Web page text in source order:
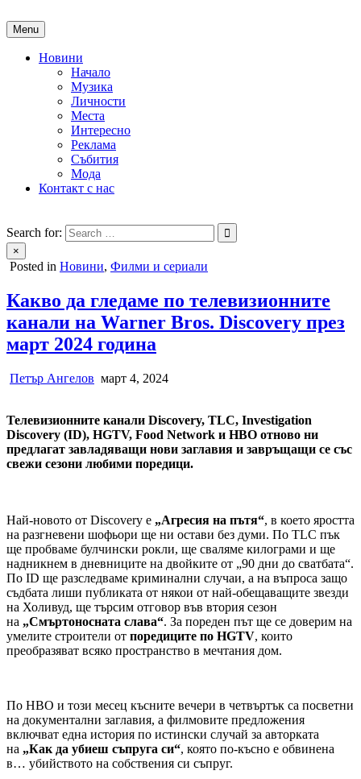
to
content
Menu
Новини
Начало
Музика
Личности
Места
Интересно
Реклама
Събития
Мода
Контакт с нас
People of Bulgaria
За хората на България
Search for:
×
Posted in Новини, Филми и сериали
Какво да гледаме по телевизионните
канали на Warner Bros. Discovery през
март 2024 година
Петър Ангелов март 4, 2024
Телевизионните канали Discovery, TLC, Investigation
Discovery (ID), HGTV, Food Network и HBO отново ни
предлагат завладяващи нови заглавия и завръщащи се със
свежи сезони любими поредици.
Най-новото от Discovery е „Агресия на пътя“, в което яростта
на разгневени шофьори ще ни остави без думи. По TLC пък
ще пробваме булчински рокли, ще сваляме килограми и ще
надникнем в дневниците на двойките от „90 дни до сватбата“.
По ID ще разследваме криминални случаи, а на въпроса защо
съдбата лиши публиката от някои от най-обещаващите звезди
на Холивуд, ще търсим отговор във втория сезон
на „Смъртоносната слава“. За пореден път ще се доверим на
умелите строители от поредиците по HGTV, които
преобразяват всяко пространство в мечтания дом.
По HBO и този месец късните вечери в четвъртък са посветни
на документални заглавия, а филмовите предложения
включват една история по истински случай за авторката
на „Как да убиеш съпруга си“, която по-късно е обвинена
в… убийството на собствения си съпруг.